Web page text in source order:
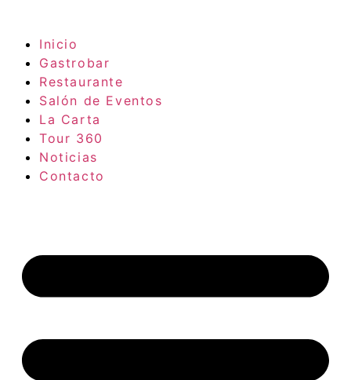
Inicio
Gastrobar
Restaurante
Salón de Eventos
La Carta
Tour 360
Noticias
Contacto